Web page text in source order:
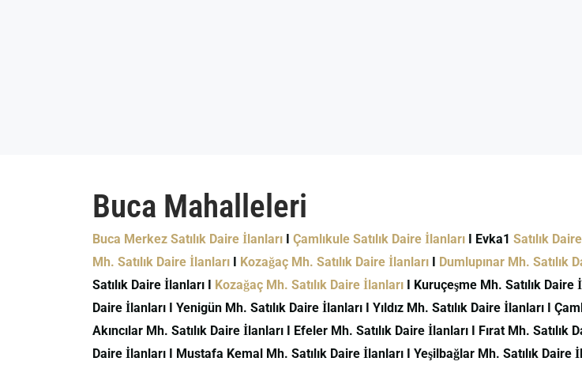
Buca Mahalleleri
Buca Merkez Satılık Daire İlanları I Çamlıkule Satılık Daire İlanları I Evka1 Satılık
Mh. Satılık Daire İlanları I Kozağaç Mh. Satılık Daire İlanları I Dumlupınar Mh. Satılık
Satılık Daire İlanları I Kozağaç Mh. Satılık Daire İlanları I Kuruçeşme Mh. Satılık Daire
Daire İlanları I Yenigün Mh. Satılık Daire İlanları I Yıldız Mh. Satılık Daire İlanları I
Akıncılar Mh. Satılık Daire İlanları I Efeler Mh. Satılık Daire İlanları I Fırat Mh.
Daire İlanları I Mustafa Kemal Mh. Satılık Daire İlanları I Yeşilbağlar Mh. Satılık Daire